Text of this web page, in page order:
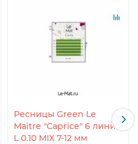
Ресницы Green Le
Maitre "Caprice" 6 линий
L 0.10 MIX 7-12 мм